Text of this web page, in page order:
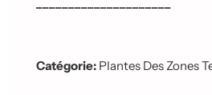
Catégorie: Plantes Des Zones